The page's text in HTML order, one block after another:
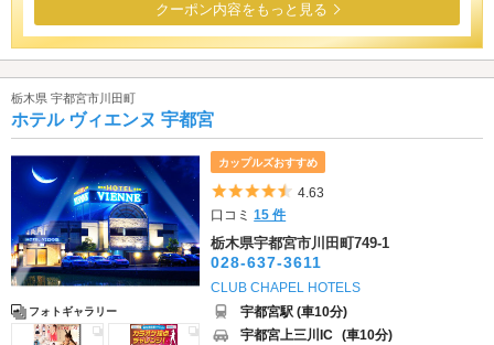
クーポン内容をもっと見る
栃木県 宇都宮市川田町
ホテル ヴィエンヌ 宇都宮
フォトギャラリー
カップルズおすすめ
5つ星のうち4.5
4.63
口コミ15 件
栃木県宇都宮市川田町749-1
028-637-3611
CLUB CHAPEL HOTELS
宇都宮駅 (車10分)
宇都宮上三川IC (車10分)